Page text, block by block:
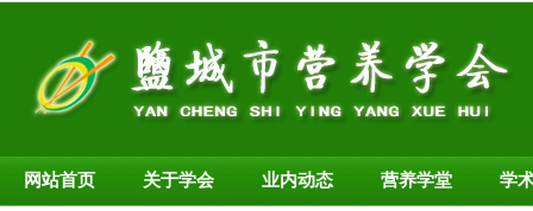
网站首页 关于学会 业内动态 营养学堂 学